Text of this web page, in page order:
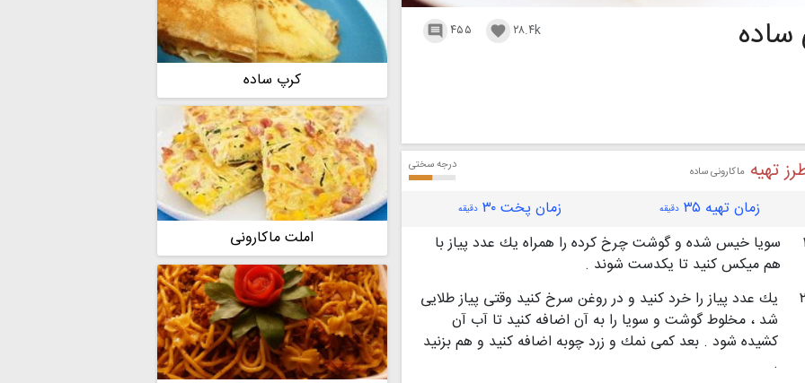
ساده ۴۵۵  ۲۸.۴k 
تهیه ماکارونی ساده درجه سختی
زمان تهیه ۳۵ دقیقه زمان پخت ۳۰ دقیقه
۱
سویا خیس شده و گوشت چرخ كرده را همراه یك عدد پیاز با
هم میكس كنید تا یكدست شوند .
۲
یك عدد پیاز را خرد كنید و در روغن سرخ كنید وقتی پیاز طلایی
شد ، مخلوط گوشت و سویا را به آن اضافه كنید تا آب آن
كشیده شود . بعد كمی نمك و زرد چوبه اضافه كنید و هم بزنید
.
کرپ ساده
املت ماکارونی